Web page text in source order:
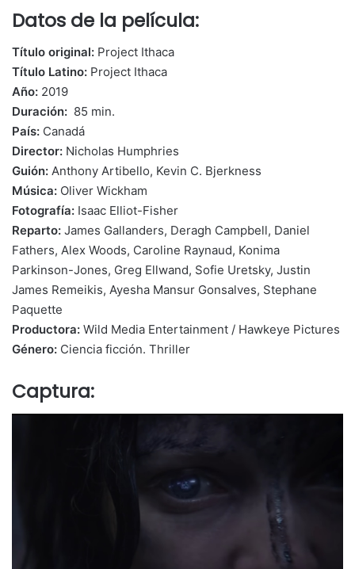
Datos de la película:
Título original: Project Ithaca
Título Latino: Project Ithaca
Año: 2019
Duración: 85 min.
País: Canadá
Director: Nicholas Humphries
Guión: Anthony Artibello, Kevin C. Bjerkness
Música: Oliver Wickham
Fotografía: Isaac Elliot-Fisher
Reparto: James Gallanders, Deragh Campbell, Daniel
Fathers, Alex Woods, Caroline Raynaud, Konima
Parkinson-Jones, Greg Ellwand, Sofie Uretsky, Justin
James Remeikis, Ayesha Mansur Gonsalves, Stephane
Paquette
Productora: Wild Media Entertainment / Hawkeye Pictures
Género: Ciencia ficción. Thriller
Captura: